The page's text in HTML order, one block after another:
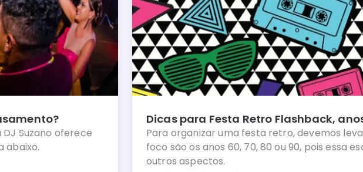
Suzano oferece
abaixo.
Dicas para Festa Retro Flashback,
Para organizar uma festa retro, devemos
foco são os anos 60, 70, 80 ou 90, pois essa
outros aspectos.